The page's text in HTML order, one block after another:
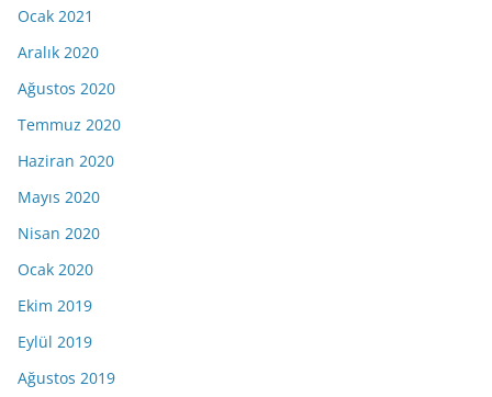
Ocak 2021
Aralık 2020
Ağustos 2020
Temmuz 2020
Haziran 2020
Mayıs 2020
Nisan 2020
Ocak 2020
Ekim 2019
Eylül 2019
Ağustos 2019